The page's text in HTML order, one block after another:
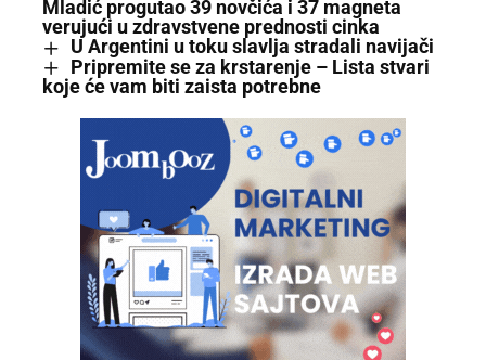
Mladić progutao 39 novčića i 37 magneta
verujući u zdravstvene prednosti cinka
U Argentini u toku slavlja stradali navijači
Pripremite se za krstarenje – Lista stvari
koje će vam biti zaista potrebne